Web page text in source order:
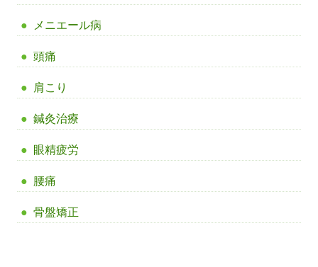
メニエール病
頭痛
肩こり
鍼灸治療
眼精疲労
腰痛
骨盤矯正